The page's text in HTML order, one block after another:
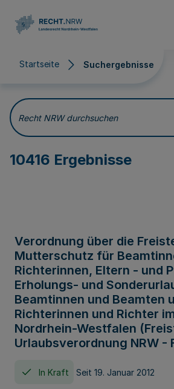
Startseite Suchergebnisse
Suchergebnisse
Recht NRW durchsuchen
10416 Ergebnisse
Verordnung über die
Mutterschutz für
Richterinnen, Eltern - und
Erholungs- und
Beamtinnen und Beamten
Richterinnen und Richter
Nordrhein-Westfalen
Urlaubsverordnung NRW -
In Kraft Seit 19. Januar 2012